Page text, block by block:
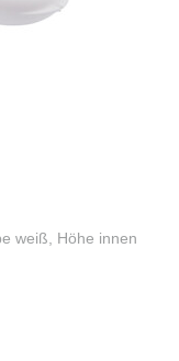
weiß, Höhe innen